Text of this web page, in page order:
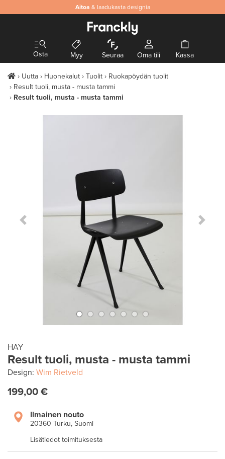
Aitoa & laadukasta designia
Osta Myy Seuraa Oma tili Kassa
Uutta Huonekalut Tuolit
Ruokapöydän tuolit
Result tuoli, musta - musta tammi
Result tuoli, musta - musta tammi
Previous Slide Next
HAY
Result tuoli, musta - musta tammi
Design: Wim Rietveld
199,00 €
Ilmainen nouto
20360 Turku, Suomi
Lisätiedot toimituksesta